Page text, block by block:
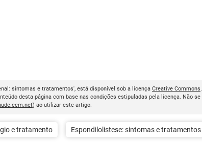
sintomas e tratamentos', está disponível sob a licença Creative Commons.
desta página com base nas condições estipuladas pela licença. Não se
) ao utilizar este artigo.
e tratamento Espondilolistese: sintomas e tratamentos